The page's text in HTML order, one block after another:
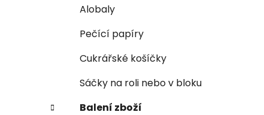
Alobaly
Pečící papíry
Cukrářské košíčky
Sáčky na roli nebo v bloku
Balení zboží